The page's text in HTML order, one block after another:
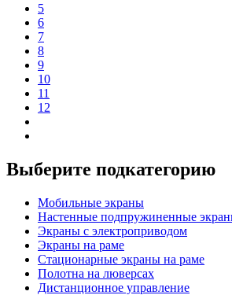
5
6
7
8
9
10
11
12
Выберите подкатегорию
Мобильные экраны
Настенные подпружиненные
Экраны с электроприводом
Экраны на раме
Стационарные экраны на раме
Полотна на люверсах
Дистанционное управление